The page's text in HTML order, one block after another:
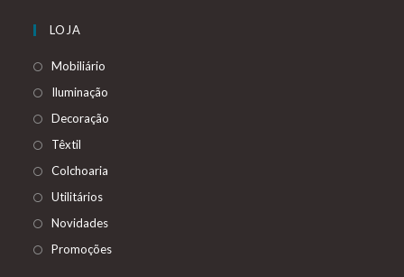
LOJA
Mobiliário
Iluminação
Decoração
Têxtil
Colchoaria
Utilitários
Novidades
Promoções